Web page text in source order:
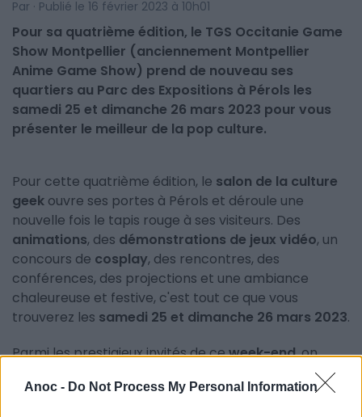
Anoc - Do Not Process My Personal Information
Par · Publié le 16 février 2023 à 10h01
Pour sa quatrième édition, le TGS Occitanie Game
Show Montpellier (anciennement Montpellier
Anime Game Show) prend de nouveau ses
quartiers au Parc des Expositions à Pérols les
samedi 25 et dimanche 26 mars 2023 pour vous
présenter le meilleur de la pop culture.
Pour cette quatrième édition, le salon de la culture
geek ouvre ses portes à Pérols et déroule une
nouvelle fois le tapis rouge à ses visiteurs. Des
animations, des démonstrations de jeux vidéo, un
concours de cosplay, des rencontres, des
conférences, des projections et une ambiance
chaleureuse et festive, c'est tout ce que vous
trouverez les samedi 25 et dimanche 26 mars 2023.
Parmi les prestigieux invités de ceweek-end, on
notera la présence d'acteurs, de youtubeurs, de
cosplayeurs...